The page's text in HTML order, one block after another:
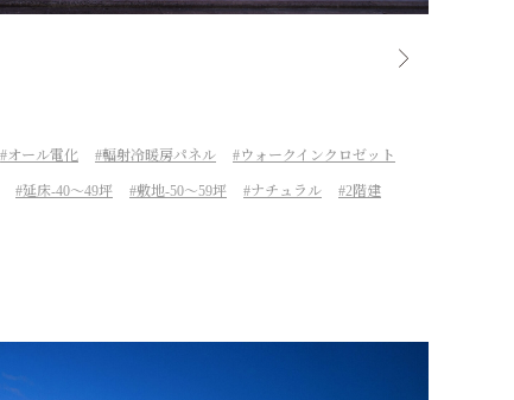
オール電化 輻射冷暖房パネル ウォークインクロゼット
延床-40～49坪 敷地-50～59坪 ナチュラル 2階建